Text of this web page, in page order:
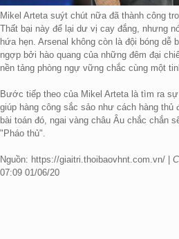
Mikel Arteta suýt chút nữa đã thành công
Thất bại này để lại dư vị cay đắng, nhưng
hứa hẹn. Arsenal không còn là đội bóng dễ
ngợp bởi hào quang của những đêm đại
nền tảng phòng ngự vững chắc cùng một
Bước tiếp theo của Mikel Arteta là tìm ra
giúp hàng công sắc sảo như cách hàng thủ
bài toán đó, ngai vàng châu Âu chắc chắn
"Pháo thủ".
Nguồn: https://giaitri.thoibaovhnt.com.vn/ |
07:09 01/06/20